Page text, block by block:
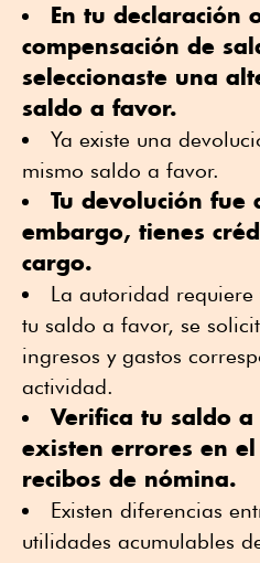
En tu declaración
compensación de
seleccionaste una
saldo a favor.
Ya existe una
mismo saldo a favor.
Tu devolución fue
embargo, tienes
cargo.
La autoridad
tu saldo a favor, se
ingresos y gastos
actividad.
Verifica tu saldo
existen errores en
recibos de nómina.
Existen diferencias
utilidades acumulables